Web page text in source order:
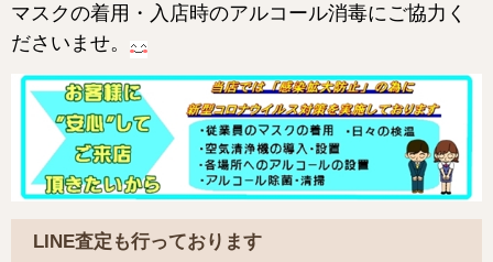
マスクの着用・入店時のアルコール消毒にご協力く
ださいませ。
LINE査定も行っております